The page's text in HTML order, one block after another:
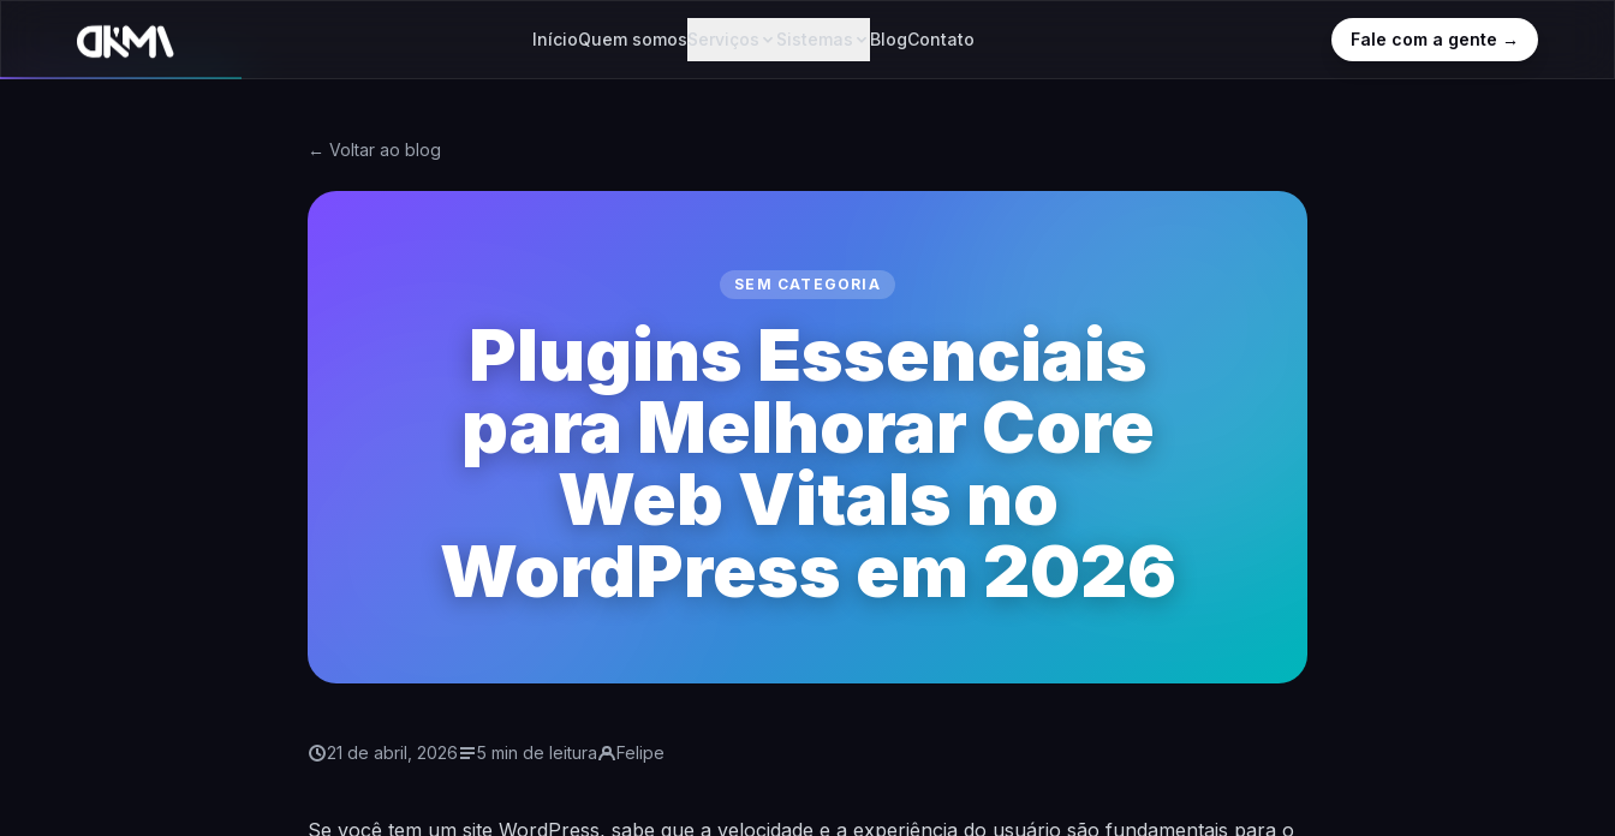
InícioQuem somosServiços Sistemas BlogContato Fale com a gente →
← Voltar ao blog
SEM CATEGORIA
Plugins Essenciais
para Melhorar Core
Web Vitals no
WordPress em 2026
21 de abril, 2026 5 min de leitura Felipe
Se você tem um site WordPress, sabe que a velocidade e a experiência do usuário são fundamentais para o